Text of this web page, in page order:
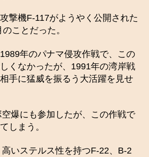
撃機F-117がようやく公開された
ことだった。
年のパナマ侵攻作戦で、この
くなかったが、1991年の湾岸戦
手に猛威を振るう大活躍を見せ
爆にも参加したが、この作戦で
しまう。
いステルス性を持つF-22、B-2